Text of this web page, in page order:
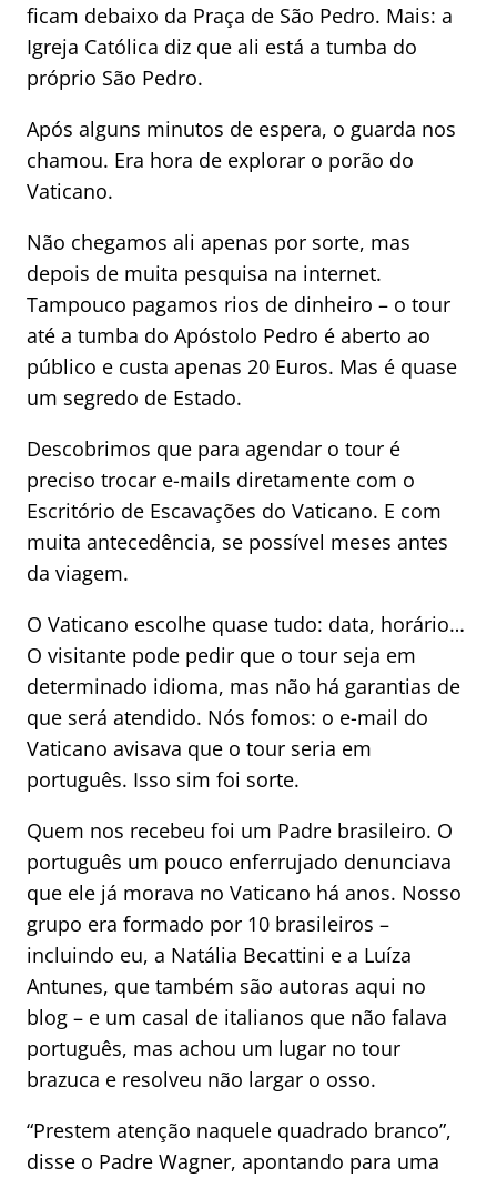
ficam debaixo da Praça de São Pedro. Mais: a
Igreja Católica diz que ali está a tumba do
próprio São Pedro.
Após alguns minutos de espera, o guarda nos
chamou. Era hora de explorar o porão do
Vaticano.
Não chegamos ali apenas por sorte, mas
depois de muita pesquisa na internet.
Tampouco pagamos rios de dinheiro – o tour
até a tumba do Apóstolo Pedro é aberto ao
público e custa apenas 20 Euros. Mas é quase
um segredo de Estado.
Descobrimos que para agendar o tour é
preciso trocar e-mails diretamente com o
Escritório de Escavações do Vaticano. E com
muita antecedência, se possível meses antes
da viagem.
O Vaticano escolhe quase tudo: data, horário…
O visitante pode pedir que o tour seja em
determinado idioma, mas não há garantias de
que será atendido. Nós fomos: o e-mail do
Vaticano avisava que o tour seria em
português. Isso sim foi sorte.
Quem nos recebeu foi um Padre brasileiro. O
português um pouco enferrujado denunciava
que ele já morava no Vaticano há anos. Nosso
grupo era formado por 10 brasileiros –
incluindo eu, a Natália Becattini e a Luíza
Antunes, que também são autoras aqui no
blog – e um casal de italianos que não falava
português, mas achou um lugar no tour
brazuca e resolveu não largar o osso.
“Prestem atenção naquele quadrado branco”,
disse o Padre Wagner, apontando para uma